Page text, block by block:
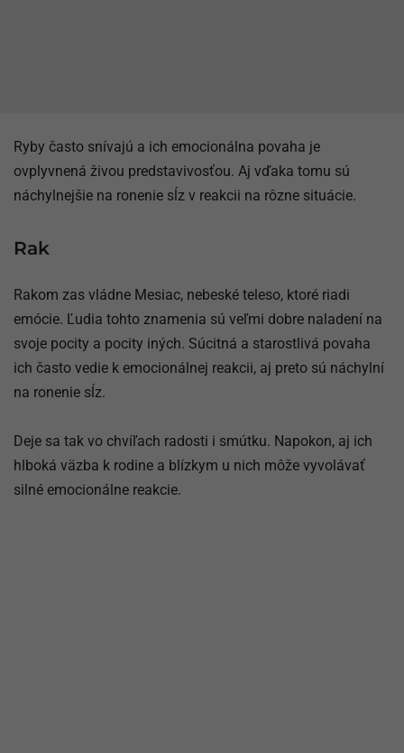
Ryby často snívajú a ich emocionálna povaha je
ovplyvnená živou predstavivosťou. Aj vďaka tomu sú
náchylnejšie na ronenie sĺz v reakcii na rôzne situácie.
Rak
Rakom zas vládne Mesiac, nebeské teleso, ktoré riadi
emócie. Ľudia tohto znamenia sú veľmi dobre naladení na
svoje pocity a pocity iných. Súcitná a starostlivá povaha
ich často vedie k emocionálnej reakcii, aj preto sú náchylní
na ronenie sĺz.
Deje sa tak vo chvíľach radosti i smútku. Napokon, aj ich
hlboká väzba k rodine a blízkym u nich môže vyvolávať
silné emocionálne reakcie.